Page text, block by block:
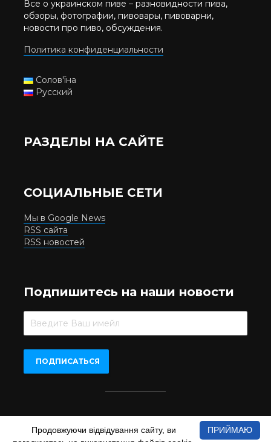
Все о украинском пиве – разновидности пива,
обзоры, фотографии, пивовары, пивоварни,
новости про пиво, обсуждения.
Политика конфиденциальности
Солов'їна
Русский
РАЗДЕЛЫ НА САЙТЕ
СОЦИАЛЬНЫЕ СЕТИ
Мы в Google News
RSS сайта
RSS новостей
Подпишитесь на наши новости
Beer.UA © 2016-2022
При копіюванні матеріалів з сайту обов'язкове пряме
ПРИЙМАЮ
Продовжуючи відвідування сайту, ви